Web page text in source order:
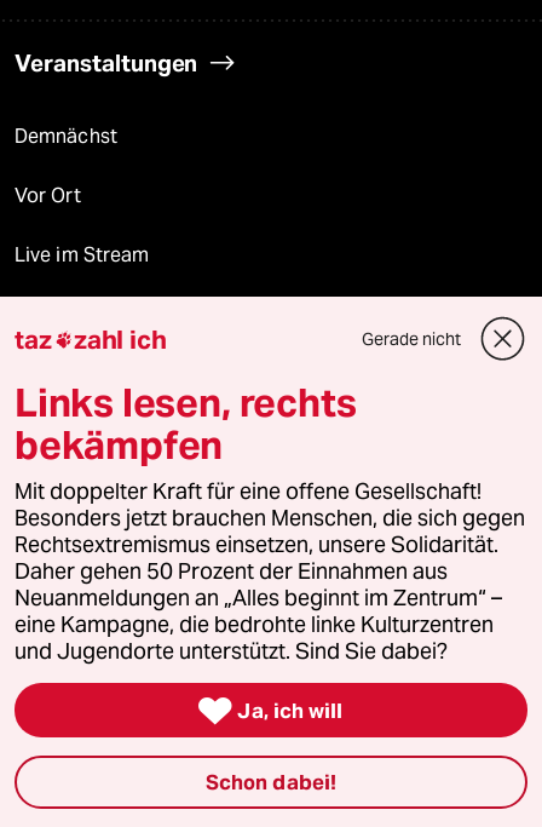
Veranstaltungen
Demnächst
Vor Ort
Live im Stream
Mehr taz Lesestoff
taz Blogs
taz FUTURZWEI
Le Monde diplomatique
taz Archiv
taz zahl ich Gerade nicht
Links lesen, rechts
bekämpfen
Mit doppelter Kraft für eine offene Gesellschaft!
Besonders jetzt brauchen Menschen, die sich gegen
Rechtsextremismus einsetzen, unsere Solidarität.
Daher gehen 50 Prozent der Einnahmen aus
Neuanmeldungen an „Alles beginnt im Zentrum“ –
eine Kampagne, die bedrohte linke Kulturzentren
und Jugendorte unterstützt. Sind Sie dabei?
 Ja, ich will
Schon dabei!